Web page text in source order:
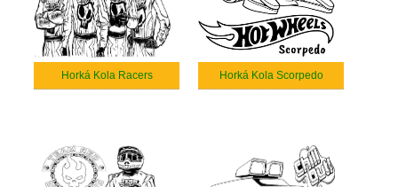
Horká Kola Racers Horká Kola Scorpedo